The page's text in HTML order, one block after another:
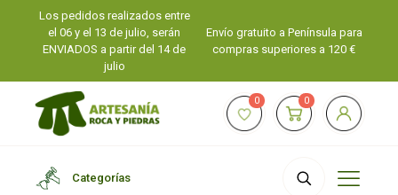
Los pedidos realizados entre
el 06 y el 13 de julio, serán
ENVIADOS a partir del 14 de
julio
Envío gratuito a Península para
compras superiores a 120 €
0 0
Categorías